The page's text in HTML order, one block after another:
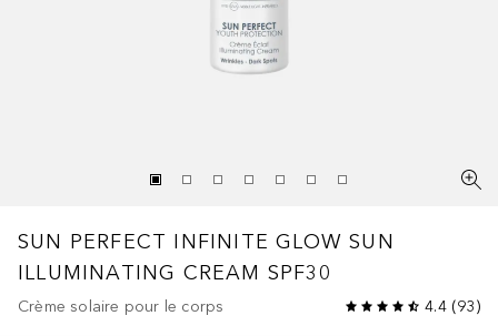
SUN PERFECT INFINITE GLOW SUN
ILLUMINATING CREAM SPF30
Crème solaire pour le corps 4.4(93)